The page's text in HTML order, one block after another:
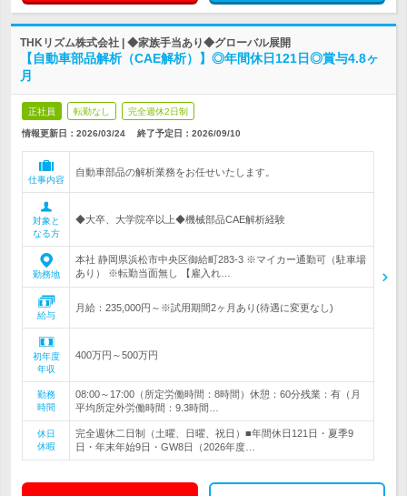
THKリズム株式会社 | ◆家族手当あり◆グローバル展開
【自動車部品解析（CAE解析）】◎年間休日121日◎賞与4.8ヶ
月
正社員 転勤なし 完全週休2日制
情報更新日：2026/03/24 終了予定日： 2026/09/10
仕事内容
自動車部品の解析業務をお任せいたします。
対象と
なる方
◆大卒、大学院卒以上◆機械部品CAE解析経験
勤務地
本社 静岡県浜松市中央区御給町283-3 ※マイカー通勤可（駐車場
あり） ※転勤当面無し 【雇入れ…
給与
月給：235,000円～※試用期間2ヶ月あり(待遇に変更なし)
初年度
年収
400万円～500万円
勤務
時間
08:00～17:00（所定労働時間：8時間）休憩：60分残業：有（月
平均所定外労働時間：9.3時間…
休日
休暇
完全週休二日制（土曜、日曜、祝日）■年間休日121日・夏季9
日・年末年始9日・GW8日（2026年度…